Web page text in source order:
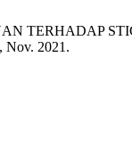
TERHADAP
Nov. 2021.